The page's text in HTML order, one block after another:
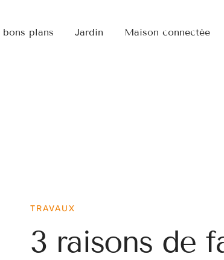
plans Jardin Maison connectée
TRAVAUX
3 raisons de